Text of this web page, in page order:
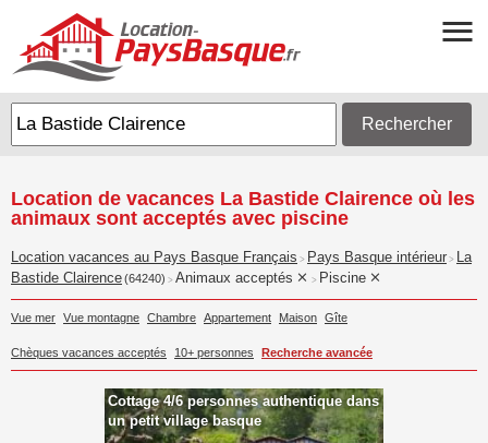
Rechercher
Location de vacances La Bastide Clairence où les
animaux sont acceptés avec piscine
Location vacances au Pays Basque Français > Pays Basque intérieur > La
Bastide Clairence(64240) > Animaux acceptés > Piscine
Vue mer Vue montagne Chambre Appartement Maison Gîte
Chèques vacances acceptés 10+ personnes Recherche avancée
Cottage 4/6 personnes authentique dans
un petit village basque